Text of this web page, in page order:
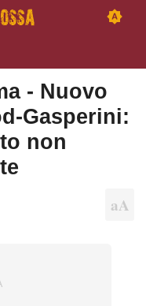
- Nuovo
Gasperini:
non